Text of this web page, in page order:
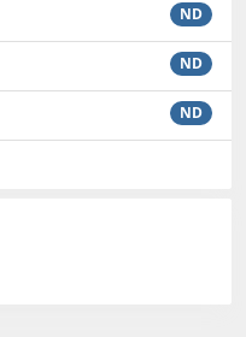
ND
ND
ND